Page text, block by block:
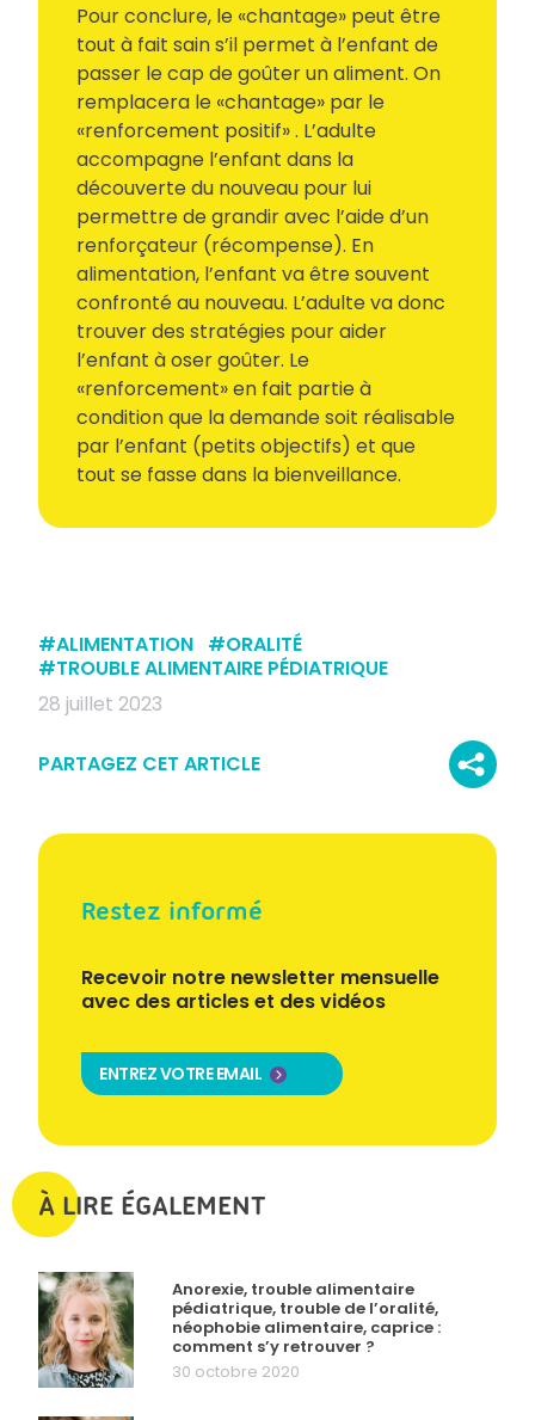
Restez informé
Recevoir notre newsletter mensuelle
avec des articles et des vidéos
ENTREZ VOTRE EMAIL
À LIRE ÉGALEMENT
Anorexie, trouble alimentaire
pédiatrique, trouble de l’oralité,
néophobie alimentaire, caprice :
comment s’y retrouver ?
30 octobre 2020
Pour conclure, le «chantage» peut être
tout à fait sain s’il permet à l’enfant de
passer le cap de goûter un aliment. On
remplacera le «chantage» par le
«renforcement positif» . L’adulte
accompagne l’enfant dans la
découverte du nouveau pour lui
permettre de grandir avec l’aide d’un
renforçateur (récompense). En
alimentation, l’enfant va être souvent
confronté au nouveau. L’adulte va donc
trouver des stratégies pour aider
l’enfant à oser goûter. Le
«renforcement» en fait partie à
condition que la demande soit réalisable
par l’enfant (petits objectifs) et que
tout se fasse dans la bienveillance.
#ALIMENTATION #ORALITÉ
#TROUBLE ALIMENTAIRE PÉDIATRIQUE
28 juillet 2023
PARTAGEZ CET ARTICLE